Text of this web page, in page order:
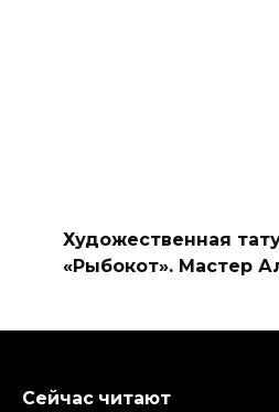
Художественная
«Рыбокот». Мастер
Сейчас читают